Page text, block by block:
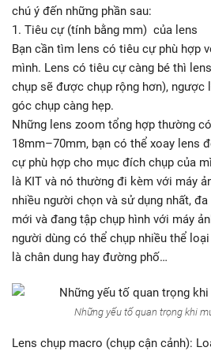
chú ý đến những phần sau:
1. Tiêu cự (tính bằng mm) của lens
Bạn cần tìm lens có tiêu cự phù hợp
mình. Lens có tiêu cự càng bé thì
chụp sẽ được chụp rộng hơn), ngược
góc chụp càng hẹp.
Những lens zoom tổng hợp thường
18mm–70mm, bạn có thể xoay lens
cự phù hợp cho mục đích chụp của
là KIT và nó thường đi kèm với máy
nhiều người chọn và sử dụng nhất,
mới và đang tập chụp hình với máy
người dùng có thể chụp nhiều thể
là chân dung hay đường phố…
Những yếu tố quan trọng khi
Lens chụp macro (chụp cận cảnh):